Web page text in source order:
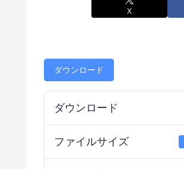
X
ダウンロード
ダウンロード
ファイルサイズ